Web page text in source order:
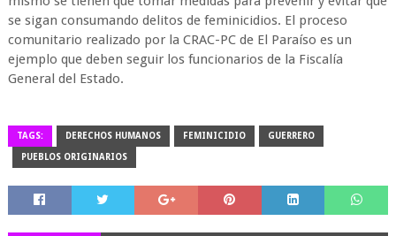
se sigan consumando delitos de feminicidios. El proceso
comunitario realizado por la CRAC-PC de El Paraíso es un
ejemplo que deben seguir los funcionarios de la Fiscalía
General del Estado.
TAGS: DERECHOS HUMANOS FEMINICIDIO GUERRERO
PUEBLOS ORIGINARIOS